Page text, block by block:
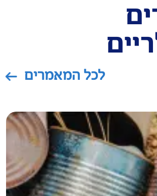
לכל המאמרים